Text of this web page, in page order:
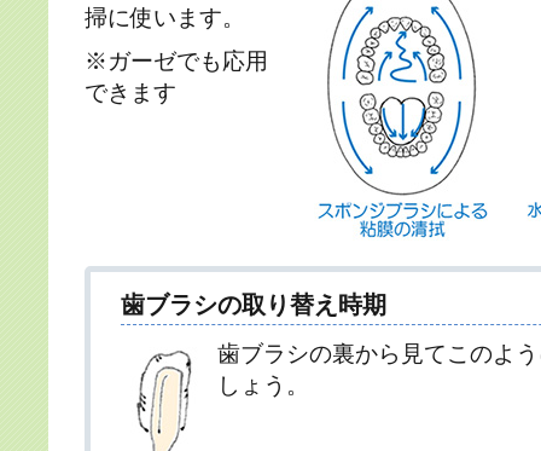
掃に使います。
※ガーゼでも応用
できます
歯ブラシの取り替え時期
歯ブラシの裏から見てこのよ
しょう。